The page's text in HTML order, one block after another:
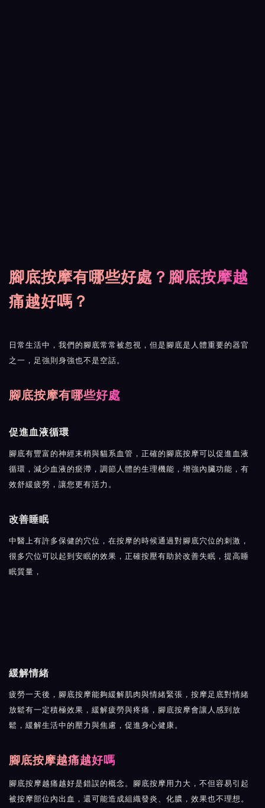
腳底按摩有哪些好處？腳底按摩越
痛越好嗎？
日常生活中，我們的腳底常常被忽視，但是腳底是人體重要的器官
之一，足強則身強也不是空話。
腳底按摩有哪些好處
促進血液循環
腳底有豐富的神經末梢與貓系血管，正確的腳底按摩可以促進血液
循環，減少血液的瘀滯，調節人體的生理機能，增強內臟功能，有
效舒緩疲勞，讓您更有活力。
改善睡眠
中醫上有許多保健的穴位，在按摩的時候通過對腳底穴位的刺激，
很多穴位可以起到安眠的效果，正確按壓有助於改善失眠，提高睡
眠質量，
緩解情緒
疲勞一天後，腳底按摩能夠緩解肌肉與情緒緊張，按摩足底對情緒
放鬆有一定積極效果，緩解疲勞與疼痛，腳底按摩會讓人感到放
鬆，緩解生活中的壓力與焦慮，促進身心健康。
腳底按摩越痛越好嗎
腳底按摩越痛越好是錯誤的概念。腳底按摩用力大，不但容易引起
被按摩部位內出血，還可能造成組織發炎、化膿，效果也不理想。